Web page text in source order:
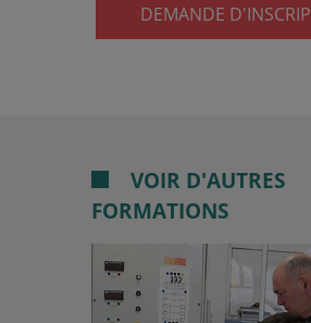
DEMANDE
VOIR D'AUTRES
FORMATIONS